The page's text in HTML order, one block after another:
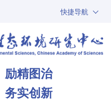
快捷导航
ARP
邮箱
精图治
实创新